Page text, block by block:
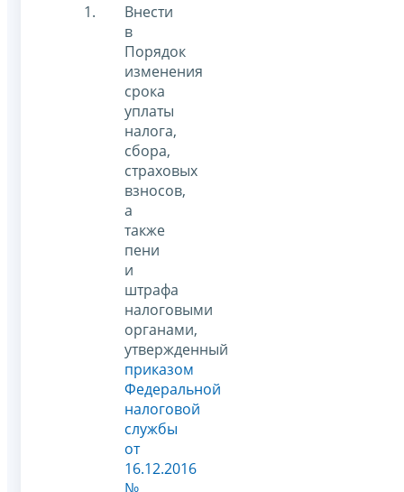
Внести
в
Порядок
изменения
срока
уплаты
налога,
сбора,
страховых
взносов,
а
также
пени
и
штрафа
налоговыми
органами,
утвержденный
приказом
Федеральной
налоговой
службы
от
16.12.2016